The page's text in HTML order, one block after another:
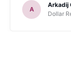
A
Arkadij
Dollar